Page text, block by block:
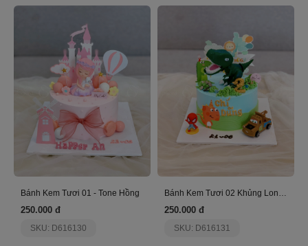
Bánh Kem Tươi 01 - Tone Hồng
250.000 đ
SKU: D616130
250.000 đ
SKU: D616131